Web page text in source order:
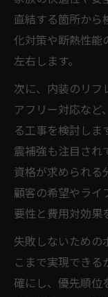
直結する箇所から
化対策や断熱性能
左右します。
次に、内装のリフ
アフリー対応など
る工事を検討しま
震補強も注目され
資格が求められる
顧客の希望やライ
要性と費用対効果
失敗しないための
こまで実現できる
確にし、優先順位